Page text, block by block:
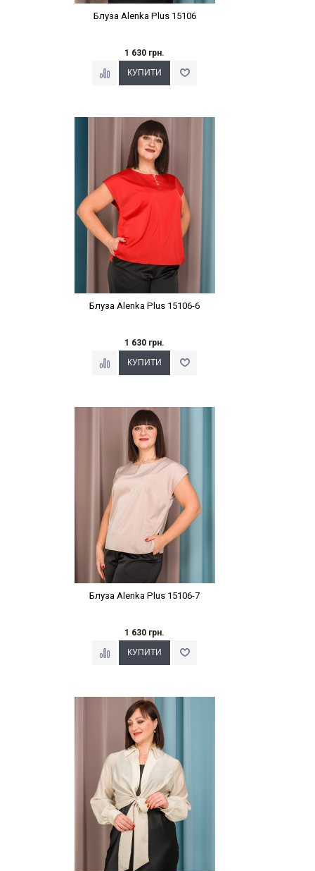
Блуза Alenka Plus 15106
1 630 грн.
Наклейки Варіант з %
Блуза Alenka Plus 15106-6
1 630 грн.
Наклейки Варіант з %
Блуза Alenka Plus 15106-7
1 630 грн.
Наклейки Варіант з %